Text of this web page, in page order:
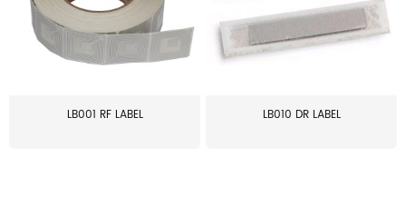
LB001 RF LABEL LB010 DR LABEL